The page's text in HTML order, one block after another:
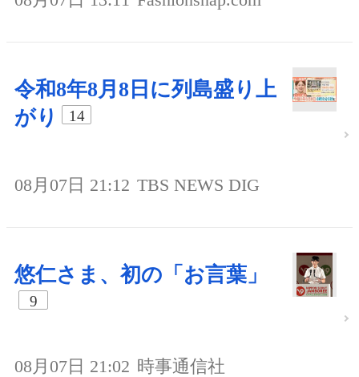
令和8年8月8日に列島盛り上
がり
14
08月07日 21:12 TBS NEWS DIG
悠仁さま、初の「お言葉」
9
08月07日 21:02 時事通信社